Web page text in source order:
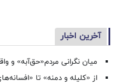
آخرین اخبار
میان نگرانی مردم«حق‌آبه» و
از «کلیله و دمنه» تا